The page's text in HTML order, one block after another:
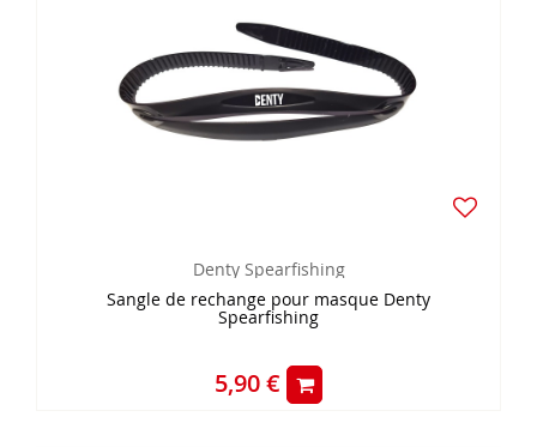
Denty Spearfishing
Sangle de rechange pour masque Denty
Spearfishing
5,90 €